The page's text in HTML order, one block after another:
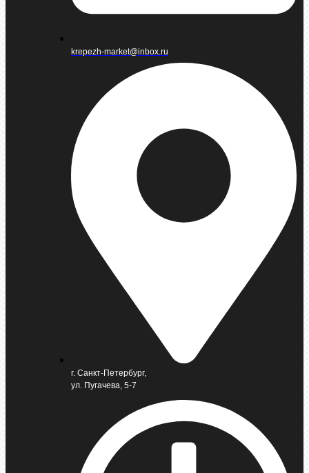
krepezh-market@inbox.ru
г. Санкт-Петербург,
ул. Пугачева, 5-7